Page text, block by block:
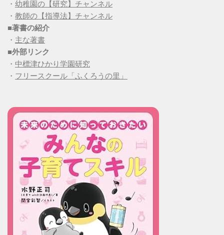
・ 幼稚園の【研究】チャンネル
・ 教師の【指導法】チャンネル
■著書の紹介
・ 主な著書
■外部リンク
・ 中標津ひかり学園研究
・ フリースクール「ふくろうの里」